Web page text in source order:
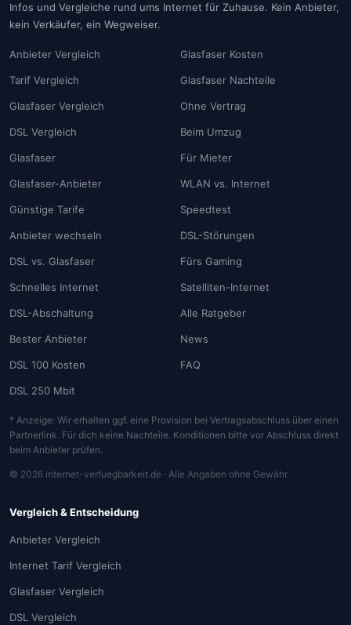
Infos und Vergleiche rund ums Internet für Zuhause. Kein Anbieter,
kein Verkäufer, ein Wegweiser.
Anbieter Vergleich
Tarif Vergleich
Glasfaser Vergleich
DSL Vergleich
Glasfaser
Glasfaser-Anbieter
Günstige Tarife
Anbieter wechseln
DSL vs. Glasfaser
Schnelles Internet
DSL-Abschaltung
Bester Anbieter
DSL 100 Kosten
DSL 250 Mbit
Glasfaser Kosten
Glasfaser Nachteile
Ohne Vertrag
Beim Umzug
Für Mieter
WLAN vs. Internet
Speedtest
DSL-Störungen
Fürs Gaming
Satelliten-Internet
Alle Ratgeber
News
FAQ
* Anzeige: Wir erhalten ggf. eine Provision bei Vertragsabschluss über einen
Partnerlink. Für dich keine Nachteile. Konditionen bitte vor Abschluss direkt
beim Anbieter prüfen.
© 2026 internet-verfuegbarkeit.de · Alle Angaben ohne Gewähr.
Vergleich & Entscheidung
Anbieter Vergleich
Internet Tarif Vergleich
Glasfaser Vergleich
DSL Vergleich